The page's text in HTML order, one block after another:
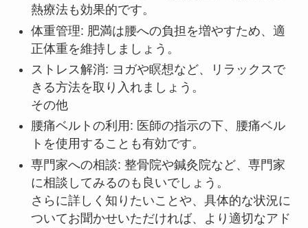
熱療法も効果的です。
体重管理: 肥満は腰への負担を増やすため、適
正体重を維持しましょう。
ストレス解消: ヨガや瞑想など、リラックスで
きる方法を取り入れましょう。
その他
腰痛ベルトの利用: 医師の指示の下、腰痛ベル
トを使用することも有効です。
専門家への相談: 整骨院や鍼灸院など、専門家
に相談してみるのも良いでしょう。
さらに詳しく知りたいことや、具体的な状況に
ついてお聞かせいただければ、より適切なアド